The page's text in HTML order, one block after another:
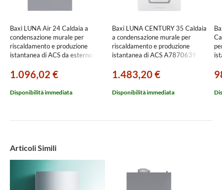
Baxi LUNA Air 24 Caldaia a
condensazione murale per
riscaldamento e produzione
istantanea di ACS da esterno
1.096,02 €
Disponibilità immediata
Baxi LUNA CENTURY 35 Caldaia
a condensazione murale per
riscaldamento e produzione
istantanea di ACS A7870639
1.483,20 €
Disponibilità immediata
Articoli Simili